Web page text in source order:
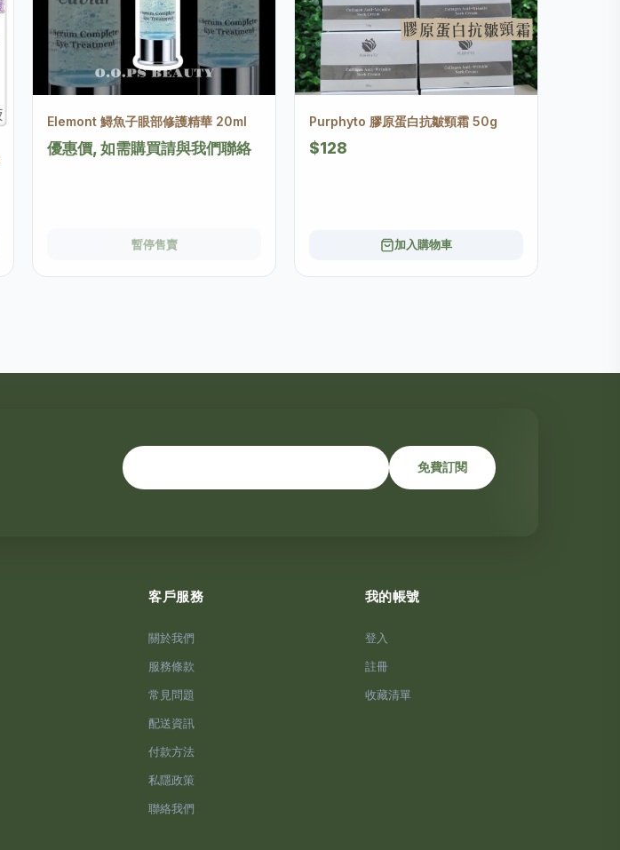
Elemont 鱘魚子眼部修護精華 20ml
優惠價, 如需購買請與我們聯絡
暫停售賣
Purphyto 膠原蛋白抗皺頸霜 50g
$128
加入購物車
免費訂閱
客戶服務
關於我們
服務條款
常見問題
配送資訊
付款方法
私隱政策
聯絡我們
我的帳號
登入
註冊
收藏清單